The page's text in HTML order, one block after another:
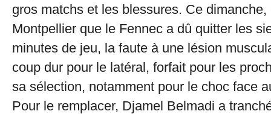
gros matchs et les blessures. Ce dimanche,
Montpellier que le Fennec a dû quitter les
minutes de jeu, la faute à une lésion
coup dur pour le latéral, forfait pour les
sa sélection, notamment pour le choc face
Pour le remplacer, Djamel Belmadi a